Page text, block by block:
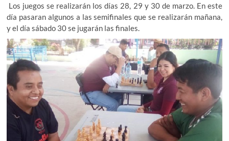
Los juegos se realizarán los días 28, 29 y 30 de marzo. En este
día pasaran algunos a las semifinales que se realizarán mañana,
y el día sábado 30 se jugarán las finales.